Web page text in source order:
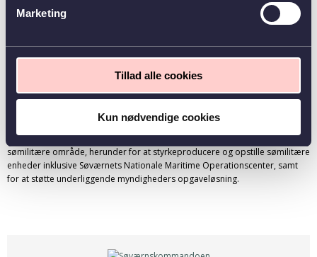
Marketing
Tillad alle cookies
Kun nødvendige cookies
kopi af uddannelsesbevis. Vær opmærksom på at bilag skal tilføjes i PDF-
format.
Om Søværnskommandoen
Søværnskommandoen består af Kapacitetsdivisionen og
Operationsdivisionen samt en ledelsessektion.
Søværnskommandoen er ansvarlig for styrkeproduktion inden for det
sømilitære område, herunder for at styrkeproducere og opstille sømilitære
enheder inklusive Søværnets Nationale Maritime Operationscenter, samt
for at støtte underliggende myndigheders opgaveløsning.